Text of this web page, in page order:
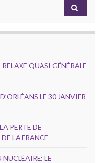
RELAXE QUASI GÉNÉRALE
LE 30 JANVIER
PERTE DE
LA FRANCE
LE